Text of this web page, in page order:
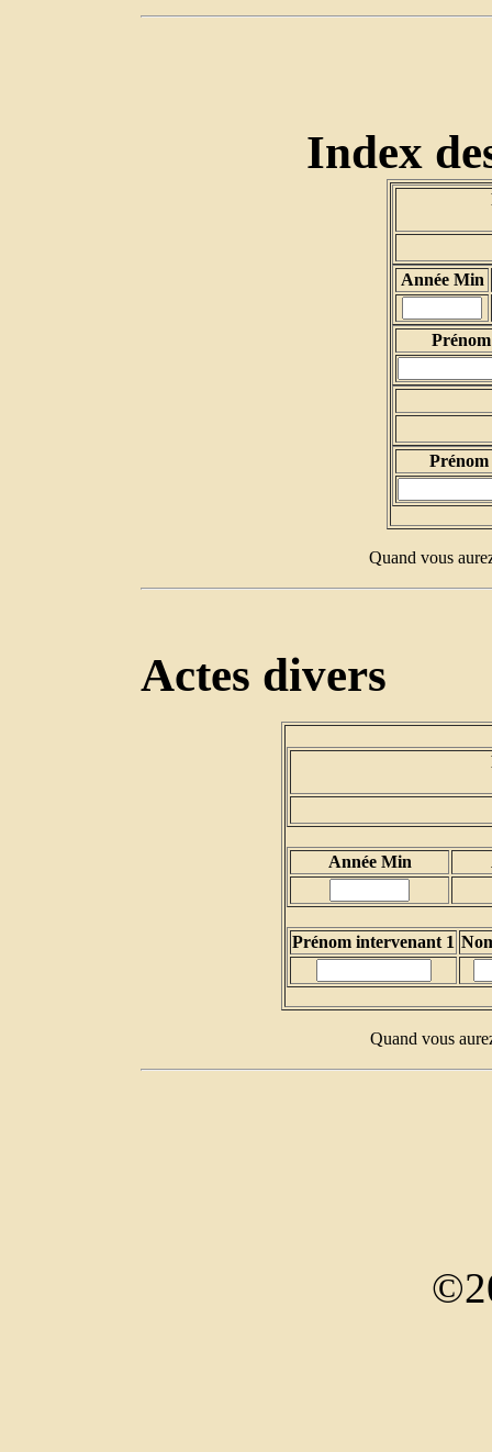
Index
Année Min
Prénom
Quand vous
Actes divers
Année Min
Prénom intervenant 1
Quand vous